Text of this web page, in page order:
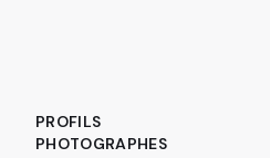
PROFILS
PHOTOGRAPHES